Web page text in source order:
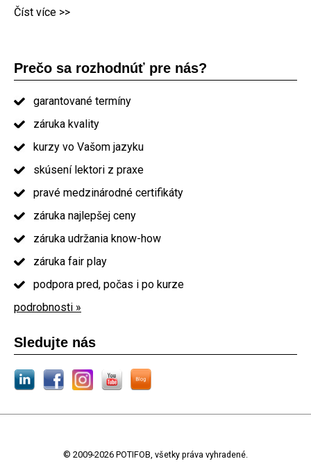
Číst více >>
Prečo sa rozhodnúť pre nás?
garantované termíny
záruka kvality
kurzy vo Vašom jazyku
skúsení lektori z praxe
pravé medzinárodné certifikáty
záruka najlepšej ceny
záruka udržania know-how
záruka fair play
podpora pred, počas i po kurze
podrobnosti »
Sledujte nás
© 2009-2026 POTIFOB, všetky práva vyhradené.